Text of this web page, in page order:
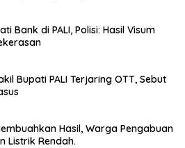
Bank di PALI, Polisi: Hasil Visum
Bupati PALI Terjaring OTT, Sebut
Hasil, Warga Pengabuan
Listrik Rendah.